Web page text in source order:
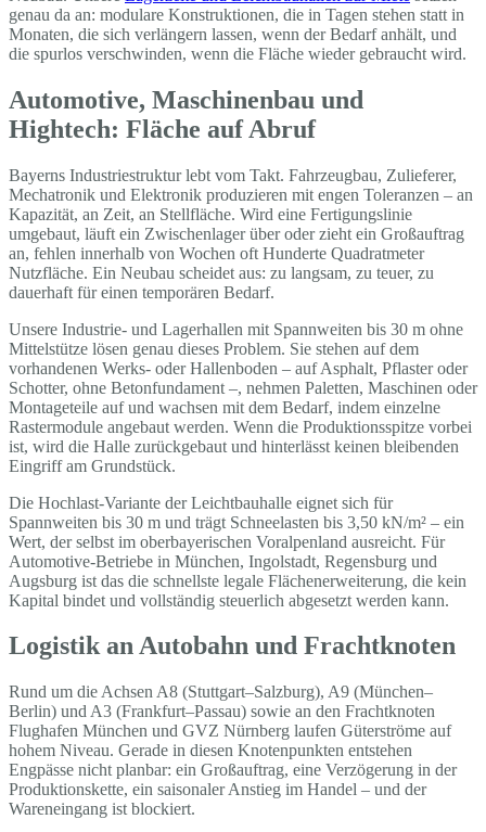
genau da an: modulare Konstruktionen, die in Tagen stehen statt in
Monaten, die sich verlängern lassen, wenn der Bedarf anhält, und
die spurlos verschwinden, wenn die Fläche wieder gebraucht wird.
Automotive, Maschinenbau und
Hightech: Fläche auf Abruf
Bayerns Industriestruktur lebt vom Takt. Fahrzeugbau, Zulieferer,
Mechatronik und Elektronik produzieren mit engen Toleranzen – an
Kapazität, an Zeit, an Stellfläche. Wird eine Fertigungslinie
umgebaut, läuft ein Zwischenlager über oder zieht ein Großauftrag
an, fehlen innerhalb von Wochen oft Hunderte Quadratmeter
Nutzfläche. Ein Neubau scheidet aus: zu langsam, zu teuer, zu
dauerhaft für einen temporären Bedarf.
Unsere Industrie- und Lagerhallen mit Spannweiten bis 30 m ohne
Mittelstütze lösen genau dieses Problem. Sie stehen auf dem
vorhandenen Werks- oder Hallenboden – auf Asphalt, Pflaster oder
Schotter, ohne Betonfundament –, nehmen Paletten, Maschinen oder
Montageteile auf und wachsen mit dem Bedarf, indem einzelne
Rastermodule angebaut werden. Wenn die Produktionsspitze vorbei
ist, wird die Halle zurückgebaut und hinterlässt keinen bleibenden
Eingriff am Grundstück.
Die Hochlast-Variante der Leichtbauhalle eignet sich für
Spannweiten bis 30 m und trägt Schneelasten bis 3,50 kN/m² – ein
Wert, der selbst im oberbayerischen Voralpenland ausreicht. Für
Automotive-Betriebe in München, Ingolstadt, Regensburg und
Augsburg ist das die schnellste legale Flächenerweiterung, die kein
Kapital bindet und vollständig steuerlich abgesetzt werden kann.
Logistik an Autobahn und Frachtknoten
Rund um die Achsen A8 (Stuttgart–Salzburg), A9 (München–
Berlin) und A3 (Frankfurt–Passau) sowie an den Frachtknoten
Flughafen München und GVZ Nürnberg laufen Güterströme auf
hohem Niveau. Gerade in diesen Knotenpunkten entstehen
Engpässe nicht planbar: ein Großauftrag, eine Verzögerung in der
Produktionskette, ein saisonaler Anstieg im Handel – und der
Wareneingang ist blockiert.